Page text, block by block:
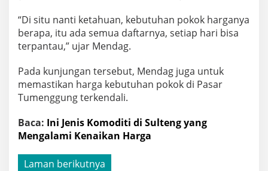
“Di situ nanti ketahuan, kebutuhan pokok harganya
berapa, itu ada semua daftarnya, setiap hari bisa
terpantau,” ujar Mendag.
Pada kunjungan tersebut, Mendag juga untuk
memastikan harga kebutuhan pokok di Pasar
Tumenggung terkendali.
Baca: Ini Jenis Komoditi di Sulteng yang
Mengalami Kenaikan Harga
Laman berikutnya